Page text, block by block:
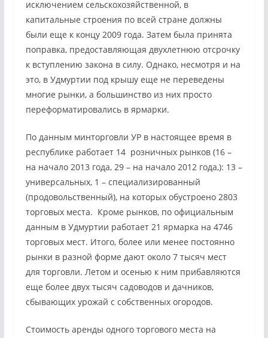
исключением сельскохозяйственной, в
капитальные строения по всей стране должны
были еще к концу 2009 года. Затем была принята
поправка, предоставляющая двухлетнюю отсрочку
к вступлению закона в силу. Однако, несмотря и на
это, в Удмуртии под крышу еще не переведены
многие рынки, а большинство из них просто
переформатировались в ярмарки.
По данным минторговли УР в настоящее время в
республике работает 14 розничных рынков (16 –
на начало 2013 года, 29 – на начало 2012 года,): 13 –
универсальных, 1 – специализированный
(продовольственный), на которых обустроено 2803
торговых места. Кроме рынков, по официальным
данным в Удмуртии работает 21 ярмарка на 4746
торговых мест. Итого, более или менее постоянно
рынки в разной форме дают около 7 тысяч мест
для торговли. Летом и осенью к ним прибавляются
еще более двух тысяч садоводов и дачников,
сбывающих урожай с собственных огородов.
Стоимость аренды одного торгового места на